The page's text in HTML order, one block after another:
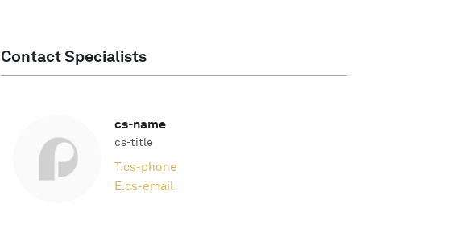
Contact Specialists
cs-name
cs-title
T.cs-phone
E.cs-email